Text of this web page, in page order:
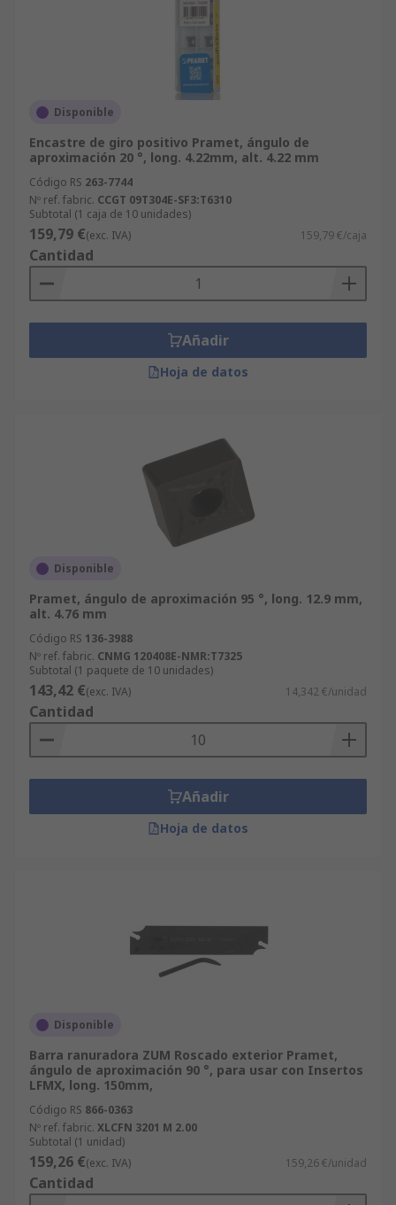
Disponible
Encastre de giro positivo Pramet, ángulo de
aproximación 20 °, long. 4.22mm, alt. 4.22 mm
Código RS 263-7744
Nº ref. fabric. CCGT 09T304E-SF3:T6310
Subtotal (1 caja de 10 unidades)
159,79 €(exc. IVA) 159,79 €/caja
Cantidad
Añadir
Hoja de datos
Disponible
Pramet, ángulo de aproximación 95 °, long. 12.9 mm,
alt. 4.76 mm
Código RS 136-3988
Nº ref. fabric. CNMG 120408E-NMR:T7325
Subtotal (1 paquete de 10 unidades)
143,42 €(exc. IVA) 14,342 €/unidad
Cantidad
Añadir
Hoja de datos
Disponible
Barra ranuradora ZUM Roscado exterior Pramet,
ángulo de aproximación 90 °, para usar con Insertos
LFMX, long. 150mm,
Código RS 866-0363
Nº ref. fabric. XLCFN 3201 M 2.00
Subtotal (1 unidad)
159,26 €(exc. IVA) 159,26 €/unidad
Cantidad